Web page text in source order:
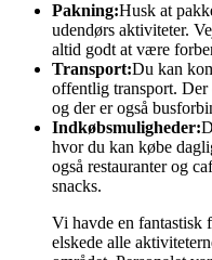
Pakning:Husk at
udendørs aktiviteter.
altid godt at være
Transport:Du kan
offentlig transport. Der
og der er også
Indkøbsmuligheder:
hvor du kan købe
også restauranter og
snacks.
Vi havde en fantastisk
elskede alle